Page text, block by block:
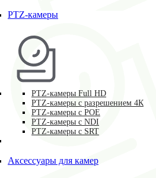
PTZ-камеры
PTZ-камеры Full HD
PTZ-камеры с разрешением 4К
PTZ-камеры с POE
PTZ-камеры c NDI
PTZ-камеры с SRT
Аксессуары для камер